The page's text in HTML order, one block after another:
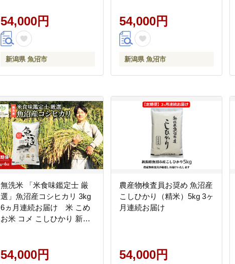
54,000円
新潟県 魚沼市
54,000円
新潟県 魚沼市
無洗米 「米食味鑑定士 厳
選」魚沼産コシヒカリ 3kg
6ヵ月連続お届け 米 こめ
お米 コメ こしひかり 新潟
短
54,000円
農産物検査員お奨め 魚沼産
こしひかり（精米）5kg 3ヶ
月連続お届け
54,000円